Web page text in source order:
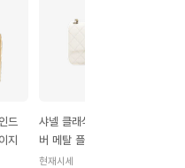
드
지
샤넬 클래식 램스킨 & 실
버 메탈 플랩백 미니 화이
트
현재시세